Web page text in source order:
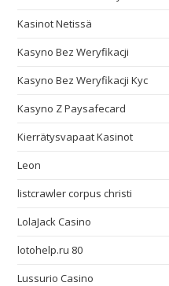
Kasinot Netissä
Kasyno Bez Weryfikacji
Kasyno Bez Weryfikacji Kyc
Kasyno Z Paysafecard
Kierrätysvapaat Kasinot
Leon
listcrawler corpus christi
LolaJack Casino
lotohelp.ru 80
Lussurio Casino